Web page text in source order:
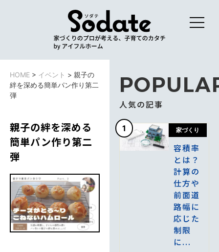
HOME > イベント > 親子の
絆を深める簡単パン作り第二
弾
親子の絆を深める
簡単パン作り第二
弾
人気の記事
1 家づくり
容積率
とは？
計算の
仕方や
前面道
路幅に
応じた
制限
に...